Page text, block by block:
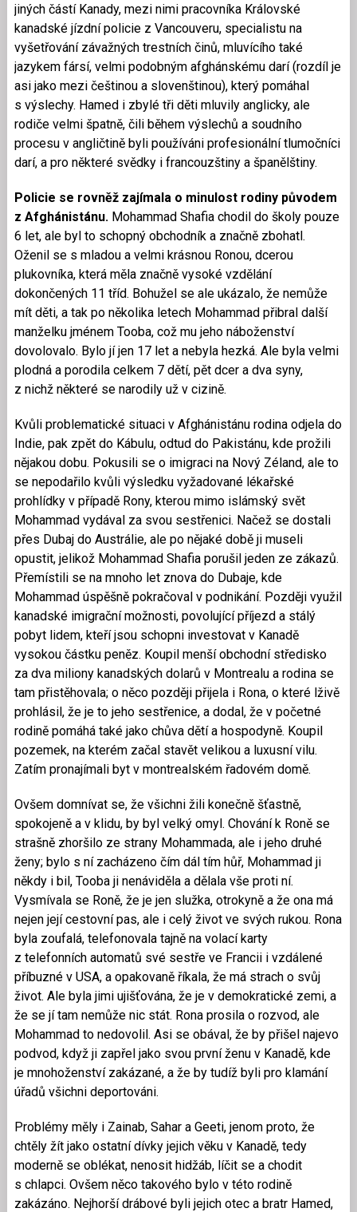
jiných částí Kanady, mezi nimi pracovníka Královské
kanadské jízdní policie z Vancouveru, specialistu na
vyšetřování závažných trestních činů, mluvícího také
jazykem fársí, velmi podobným afghánskému darí (rozdíl je
asi jako mezi češtinou a slovenštinou), který pomáhal
s výslechy. Hamed i zbylé tři děti mluvily anglicky, ale
rodiče velmi špatně, čili během výslechů a soudního
procesu v angličtině byli používáni profesionální tlumočníci
darí, a pro některé svědky i francouzštiny a španělštiny.
Policie se rovněž zajímala o minulost rodiny původem
z Afghánistánu. Mohammad Shafia chodil do školy pouze
6 let, ale byl to schopný obchodník a značně zbohatl.
Oženil se s mladou a velmi krásnou Ronou, dcerou
plukovníka, která měla značně vysoké vzdělání
dokončených 11 tříd. Bohužel se ale ukázalo, že nemůže
mít děti, a tak po několika letech Mohammad přibral další
manželku jménem Tooba, což mu jeho náboženství
dovolovalo. Bylo jí jen 17 let a nebyla hezká. Ale byla velmi
plodná a porodila celkem 7 dětí, pět dcer a dva syny,
z nichž některé se narodily už v cizině.
Kvůli problematické situaci v Afghánistánu rodina odjela do
Indie, pak zpět do Kábulu, odtud do Pakistánu, kde prožili
nějakou dobu. Pokusili se o imigraci na Nový Zéland, ale to
se nepodařilo kvůli výsledku vyžadované lékařské
prohlídky v případě Rony, kterou mimo islámský svět
Mohammad vydával za svou sestřenici. Načež se dostali
přes Dubaj do Austrálie, ale po nějaké době ji museli
opustit, jelikož Mohammad Shafia porušil jeden ze zákazů.
Přemístili se na mnoho let znova do Dubaje, kde
Mohammad úspěšně pokračoval v podnikání. Později využil
kanadské imigrační možnosti, povolující příjezd a stálý
pobyt lidem, kteří jsou schopni investovat v Kanadě
vysokou částku peněz. Koupil menší obchodní středisko
za dva miliony kanadských dolarů v Montrealu a rodina se
tam přistěhovala; o něco později přijela i Rona, o které lživě
prohlásil, že je to jeho sestřenice, a dodal, že v početné
rodině pomáhá také jako chůva dětí a hospodyně. Koupil
pozemek, na kterém začal stavět velikou a luxusní vilu.
Zatím pronajímali byt v montrealském řadovém domě.
Ovšem domnívat se, že všichni žili konečně šťastně,
spokojeně a v klidu, by byl velký omyl. Chování k Roně se
strašně zhoršilo ze strany Mohammada, ale i jeho druhé
ženy; bylo s ní zacházeno čím dál tím hůř, Mohammad ji
někdy i bil, Tooba ji nenáviděla a dělala vše proti ní.
Vysmívala se Roně, že je jen služka, otrokyně a že ona má
nejen její cestovní pas, ale i celý život ve svých rukou. Rona
byla zoufalá, telefonovala tajně na volací karty
z telefonních automatů své sestře ve Francii i vzdálené
příbuzné v USA, a opakovaně říkala, že má strach o svůj
život. Ale byla jimi ujišťována, že je v demokratické zemi, a
že se jí tam nemůže nic stát. Rona prosila o rozvod, ale
Mohammad to nedovolil. Asi se obával, že by přišel najevo
podvod, když ji zapřel jako svou první ženu v Kanadě, kde
je mnohoženství zakázané, a že by tudíž byli pro klamání
úřadů všichni deportováni.
Problémy měly i Zainab, Sahar a Geeti, jenom proto, že
chtěly žít jako ostatní dívky jejich věku v Kanadě, tedy
moderně se oblékat, nenosit hidžáb, líčit se a chodit
s chlapci. Ovšem něco takového bylo v této rodině
zakázáno. Nejhorší drábové byli jejich otec a bratr Hamed,